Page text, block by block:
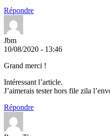
Répondre
Jbm
10/08/2020 - 13:46
Grand merci !
Intéressant l’article.
J’aimerais tester hors file zila
Répondre